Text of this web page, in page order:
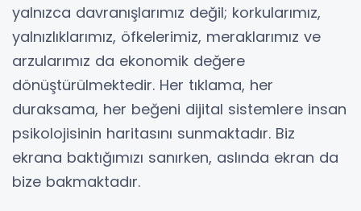
yalnızca davranışlarımız değil; korkularımız,
yalnızlıklarımız, öfkelerimiz, meraklarımız ve
arzularımız da ekonomik değere
dönüştürülmektedir. Her tıklama, her
duraksama, her beğeni dijital sistemlere insan
psikolojisinin haritasını sunmaktadır. Biz
ekrana baktığımızı sanırken, aslında ekran da
bize bakmaktadır.